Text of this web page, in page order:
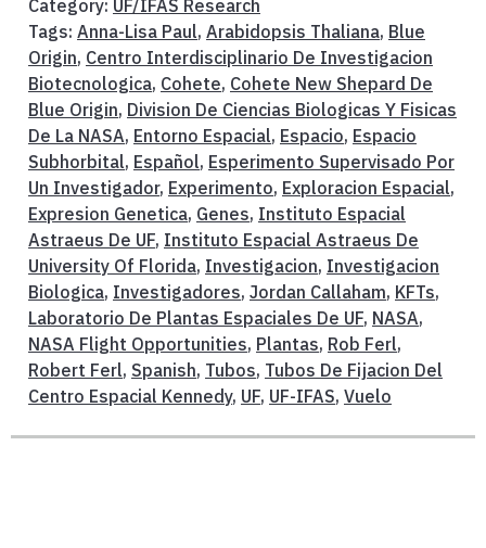
Category: UF/IFAS Research
Tags: Anna-Lisa Paul, Arabidopsis Thaliana, Blue
Origin, Centro Interdisciplinario De Investigacion
Biotecnologica, Cohete, Cohete New Shepard De
Blue Origin, Division De Ciencias Biologicas Y Fisicas
De La NASA, Entorno Espacial, Espacio, Espacio
Subhorbital, Español, Esperimento Supervisado Por
Un Investigador, Experimento, Exploracion Espacial,
Expresion Genetica, Genes, Instituto Espacial
Astraeus De UF, Instituto Espacial Astraeus De
University Of Florida, Investigacion, Investigacion
Biologica, Investigadores, Jordan Callaham, KFTs,
Laboratorio De Plantas Espaciales De UF, NASA,
NASA Flight Opportunities, Plantas, Rob Ferl,
Robert Ferl, Spanish, Tubos, Tubos De Fijacion Del
Centro Espacial Kennedy, UF, UF-IFAS, Vuelo